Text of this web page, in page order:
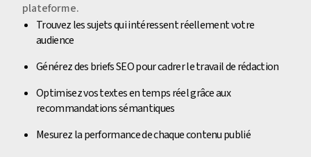
plateforme.
Trouvez les sujets qui intéressent réellement votre
audience
Générez des briefs SEO pour cadrer le travail de rédaction
Optimisez vos textes en temps réel grâce aux
recommandations sémantiques
Mesurez la performance de chaque contenu publié